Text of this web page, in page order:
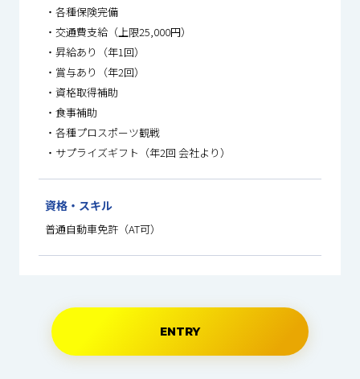
・各種保険完備
・交通費支給（上限25,000円）
・昇給あり（年1回）
・賞与あり（年2回）
・資格取得補助
・食事補助
・各種プロスポーツ観戦
・サプライズギフト（年2回 会社より）
資格・スキル
普通自動車免許（AT可）
ENTRY